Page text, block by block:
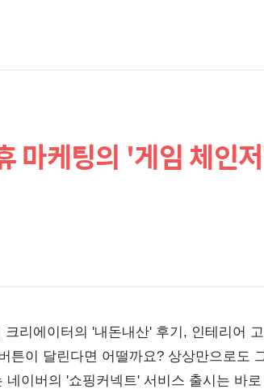
마케팅의 '게임 체인
리에이터의 '내돈내산' 후기, 인테리어
튼이 달린다면 어떨까요? 상상만으로도
이버의 '쇼핑커넥트' 서비스 출시는 바로